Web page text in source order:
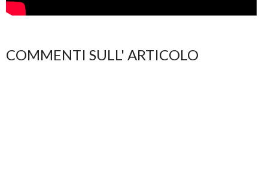
COMMENTI SULL' ARTICOLO